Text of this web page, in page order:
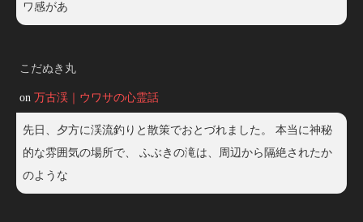
ワ感があ
こだぬき丸
on 万古渓｜ウワサの心霊話
先日、夕方に渓流釣りと散策でおとづれました。 本当に神秘
的な雰囲気の場所で、 ふぶきの滝は、周辺から隔絶されたか
のような